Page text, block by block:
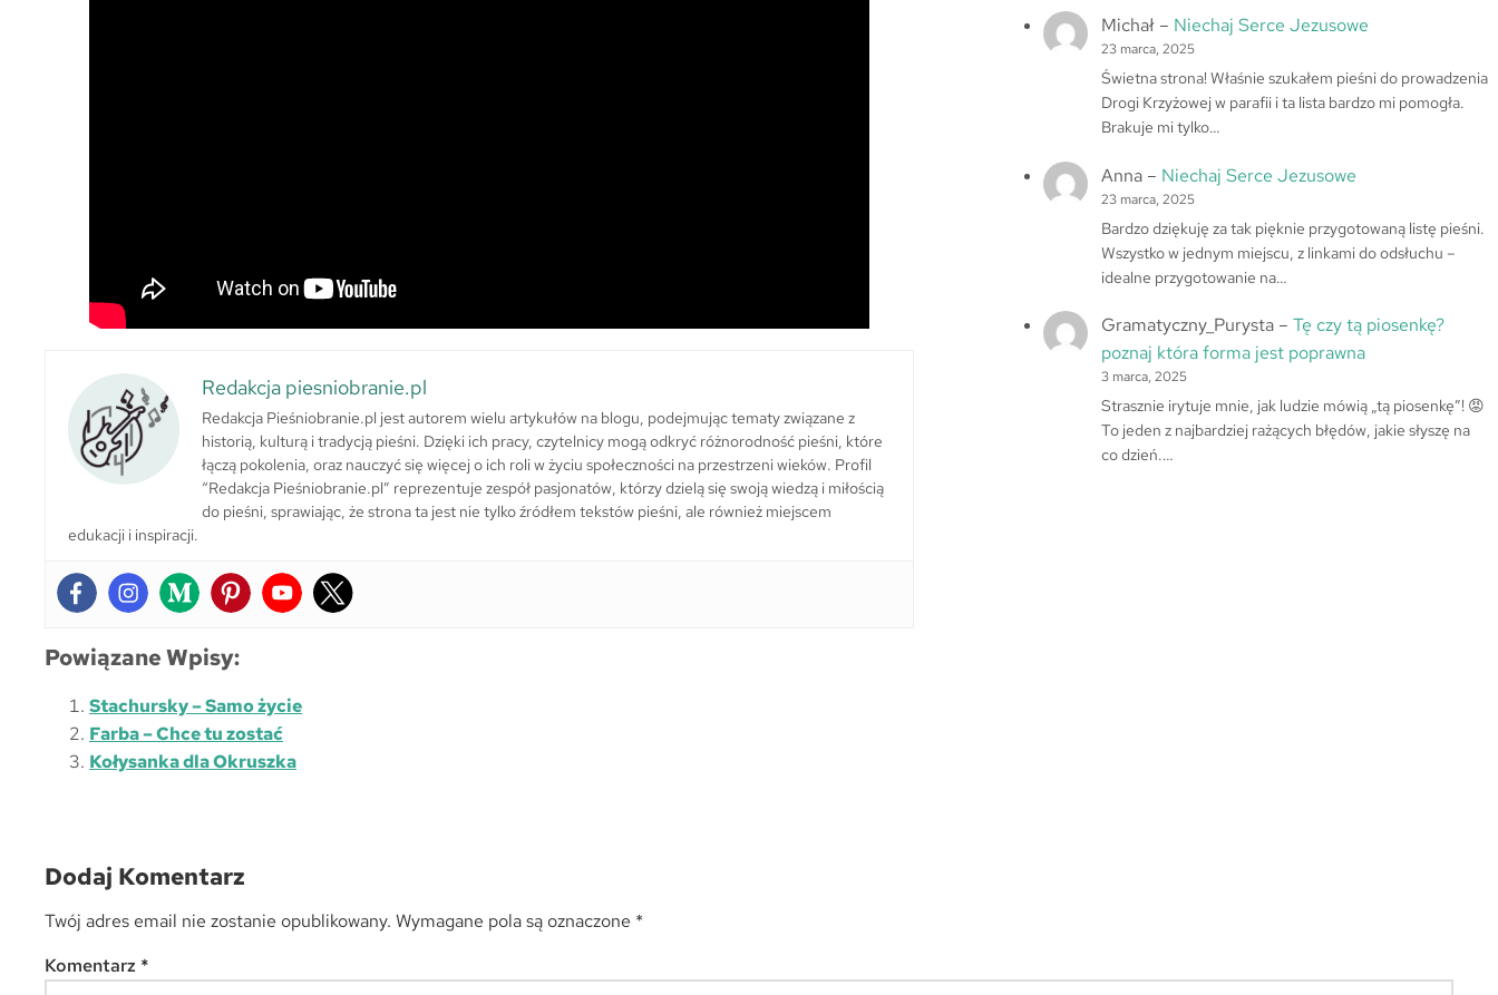
Redakcja piesniobranie.pl
Redakcja Pieśniobranie.pl jest autorem wielu artykułów na blogu, podejmując tematy związane z
historią, kulturą i tradycją pieśni. Dzięki ich pracy, czytelnicy mogą odkryć różnorodność pieśni, które
łączą pokolenia, oraz nauczyć się więcej o ich roli w życiu społeczności na przestrzeni wieków. Profil
“Redakcja Pieśniobranie.pl” reprezentuje zespół pasjonatów, którzy dzielą się swoją wiedzą i miłością
do pieśni, sprawiając, że strona ta jest nie tylko źródłem tekstów pieśni, ale również miejscem
edukacji i inspiracji.
Powiązane Wpisy:
Stachursky – Samo życie
Farba – Chce tu zostać
Kołysanka dla Okruszka
Michał – Niechaj Serce Jezusowe
23 marca, 2025
Świetna strona! Właśnie szukałem pieśni do prowadzenia
Drogi Krzyżowej w parafii i ta lista bardzo mi pomogła.
Brakuje mi tylko…
Anna – Niechaj Serce Jezusowe
23 marca, 2025
Bardzo dziękuję za tak pięknie przygotowaną listę pieśni.
Wszystko w jednym miejscu, z linkami do odsłuchu –
idealne przygotowanie na…
Gramatyczny_Purysta –Tę czy tą piosenkę?
poznaj która forma jest poprawna
3 marca, 2025
Strasznie irytuje mnie, jak ludzie mówią „tą piosenkę”! 😡
To jeden z najbardziej rażących błędów, jakie słyszę na
co dzień.…
Dodaj Komentarz
Twój adres email nie zostanie opublikowany. Wymagane pola są oznaczone *
Komentarz *